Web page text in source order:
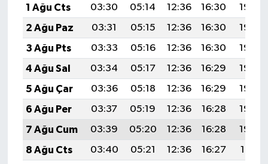
1 Ağu Cts
03:30 05:14 12:36 16:30
19:49
2 Ağu Paz
03:31 05:15 12:36 16:30
19:48
3 Ağu Pts
03:33 05:16 12:36 16:30
19:46
4 Ağu Sal
03:34 05:17 12:36 16:29
19:45
5 Ağu Çar
03:36 05:18 12:36 16:29
19:44
6 Ağu Per
03:37 05:19 12:36 16:28
19:43
7 Ağu Cum
03:39 05:20 12:36 16:28
19:42
8 Ağu Cts
03:40 05:21 12:36 16:27
19:41